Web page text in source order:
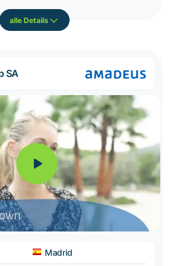
alle Details
SA
Madrid